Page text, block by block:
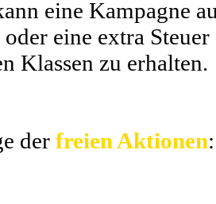
eine Kampagne
eine extra
Klassen zu erhalten.
der freien Aktionen: